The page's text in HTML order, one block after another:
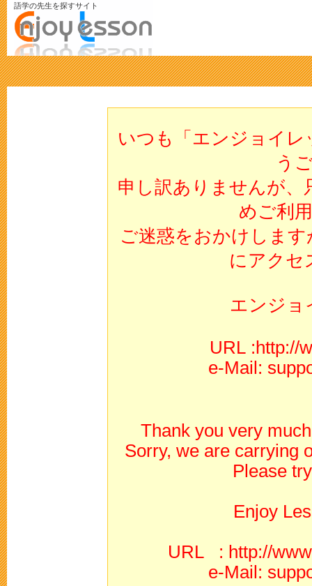
語学の先生を探すサイト
いつも「エンジョイ
う
申し訳ありませんが
めご利
ご迷惑をおかけしま
にアクセ
エンジョ
URL :http://
e-Mail:
Thank you very
Sorry, we are carrying
Please
Enjoy
URL : http://
e-Mail: